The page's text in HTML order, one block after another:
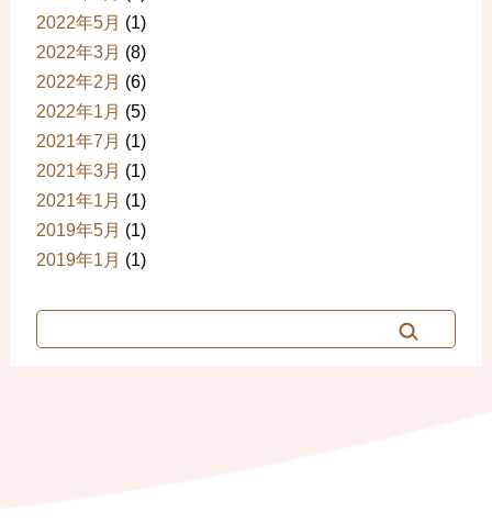
2022年5月 (1)
2022年3月 (8)
2022年2月 (6)
2022年1月 (5)
2021年7月 (1)
2021年3月 (1)
2021年1月 (1)
2019年5月 (1)
2019年1月 (1)